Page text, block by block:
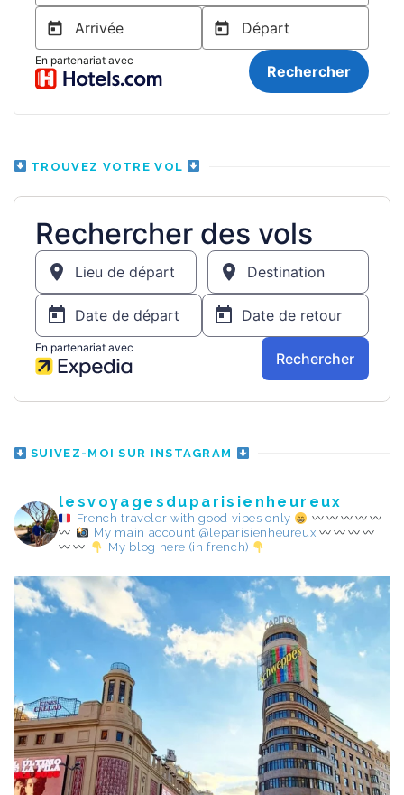
TROUVEZ VOTRE VOL
SUIVEZ-MOI SUR INSTAGRAM
lesvoyagesduparisienheureux
French traveler with good vibes only
My main account @leparisienheureux
My blog here (in french)